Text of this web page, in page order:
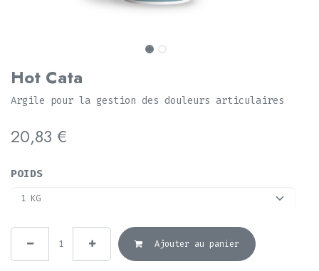
Hot Cata
Argile pour la gestion des douleurs articulaires
20,83 €
POIDS
Ajouter au panier